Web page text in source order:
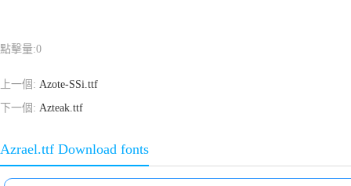
點擊量:0
上一個: Azote-SSi.ttf
下一個: Azteak.ttf
Azrael.ttf Download fonts